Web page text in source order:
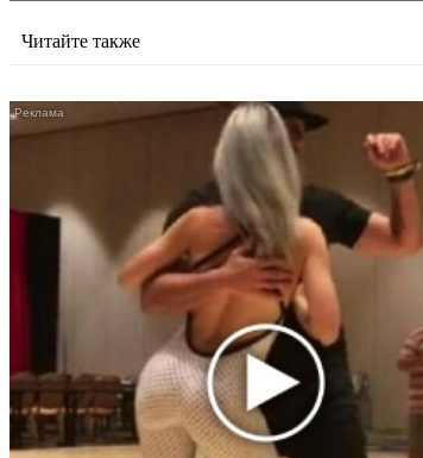
Читайте также